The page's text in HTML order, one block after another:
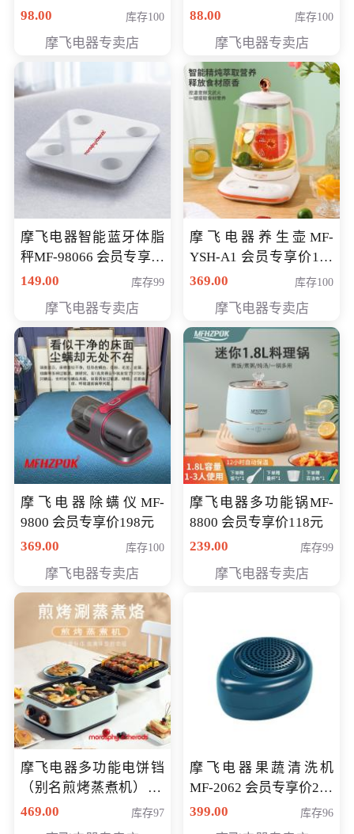
98.00
库存100
摩飞电器专卖店
88.00
库存100
摩飞电器专卖店
摩飞电器智能蓝牙体脂
秤MF-98066 会员专享价
98元
149.00 库存99
摩飞电器专卖店
摩飞电器养生壶MF-
YSH-A1 会员专享价198
元
369.00 库存100
摩飞电器专卖店
摩飞电器除螨仪MF-
9800 会员专享价198元
369.00
库存100
摩飞电器专卖店
摩飞电器多功能锅MF-
8800 会员专享价118元
239.00
库存99
摩飞电器专卖店
摩飞电器多功能电饼铛
（别名煎烤蒸煮机） 型
号MF-8888B 会员专享
469.00 库存97
摩飞电器果蔬清洗机
MF-2062 会员专享价268
元
399.00 库存96